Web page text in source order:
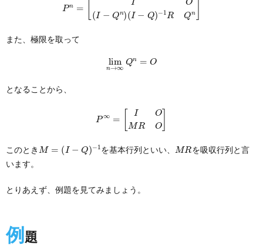
また、極限を取って
limn→∞Q =O
となることから、
IO M O]
このとき
−
を基本行列といい、
を吸収行列と言
います。
とりあえず、例題を見てみましょう。
例題